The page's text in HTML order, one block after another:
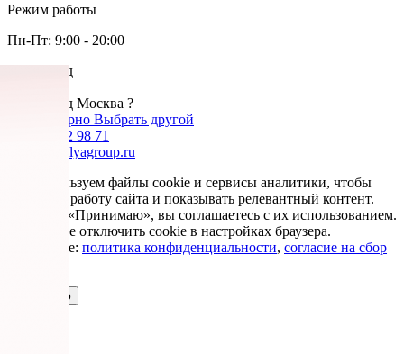
Режим работы
Пн-Пт: 9:00 - 20:00
Ваш город
Ваш город Москва ?
Да, все верно Выбрать другой
+7 985 002 98 71
info@krovlyagroup.ru
Мы используем файлы cookie и сервисы аналитики, чтобы
улучшить работу сайта и показывать релевантный контент.
Нажимая «Принимаю», вы соглашаетесь с их использованием.
Вы можете отключить cookie в настройках браузера.
Подробнее: политика конфиденциальности, согласие на сбор
Принимаю